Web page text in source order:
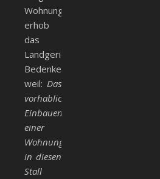
Wohnung
erhob
das
Landgericht
Bedenken,
weil: Das
vorhabliche
Einbauen
einer
Wohnung
in diesen
Stall